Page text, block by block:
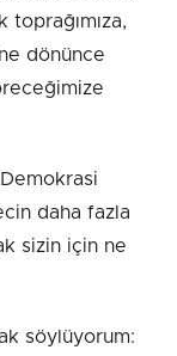
toprağımıza,
dönünce
daha fazla
sizin için ne
söylüyorum: